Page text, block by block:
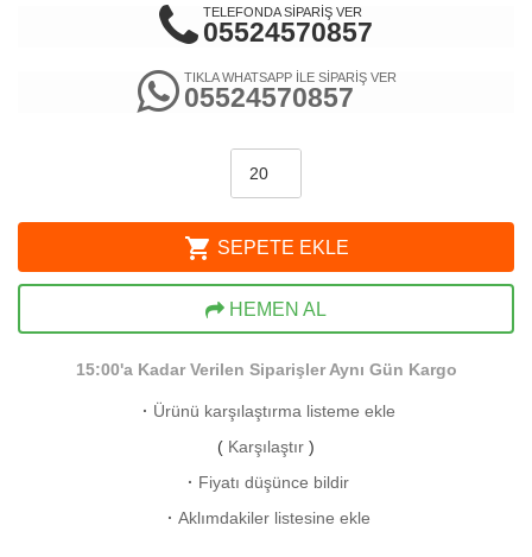
TELEFONDA SİPARİŞ VER
05524570857
TIKLA WHATSAPP İLE SİPARİŞ VER
05524570857
shopping_cart SEPETE EKLE
HEMEN AL
15:00'a Kadar Verilen Siparişler Aynı Gün Kargo
· Ürünü karşılaştırma listeme ekle
( Karşılaştır )
· Fiyatı düşünce bildir
· Aklımdakiler listesine ekle